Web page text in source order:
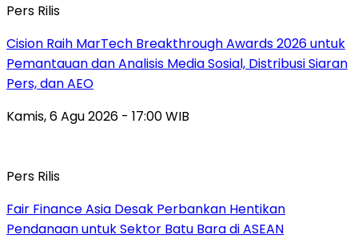
Pers Rilis
Cision Raih MarTech Breakthrough Awards 2026 untuk
Pemantauan dan Analisis Media Sosial, Distribusi Siaran
Pers, dan AEO
Kamis, 6 Agu 2026 - 17:00 WIB
Pers Rilis
Fair Finance Asia Desak Perbankan Hentikan
Pendanaan untuk Sektor Batu Bara di ASEAN